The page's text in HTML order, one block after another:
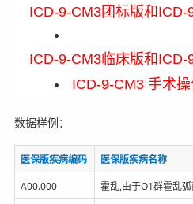
ICD-9-CM3团标版和
ICD-9-CM3临床版和
ICD-9-CM3 手术
数据样例：
医保版疾病编码
医保版疾病名称
A00.000
霍乱,由于O1群霍乱